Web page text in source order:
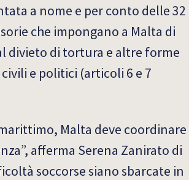
a nome e per conto delle 32
che impongano a Malta di
divieto di tortura e altre forme
e politici (articoli 6 e 7
Malta deve coordinare
afferma Serena Zanirato di
soccorse siano sbarcate in